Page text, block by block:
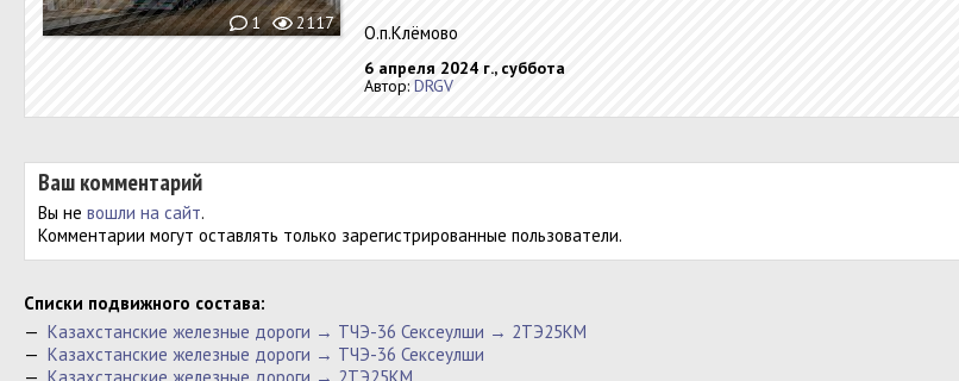
1 2117
О.п.Клёмово
6 апреля 2024 г., суббота
Автор: DRGV
Ваш комментарий
Вы не вошли на сайт.
Комментарии могут оставлять только зарегистрированные пользователи.
Cписки подвижного состава:
— Казахстанские железные дороги → ТЧЭ-36 Сексеулши → 2ТЭ25КМ
— Казахстанские железные дороги → ТЧЭ-36 Сексеулши